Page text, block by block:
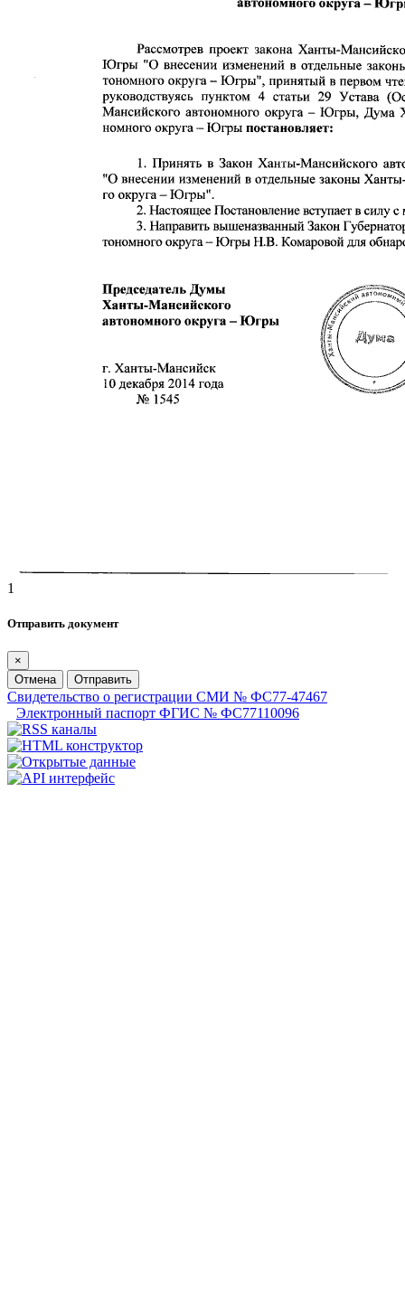
1
Отправить документ
×
Отмена
Отправить
Свидетельство о регистрации СМИ № ФС77-47467
Электронный паспорт ФГИС № ФС77110096